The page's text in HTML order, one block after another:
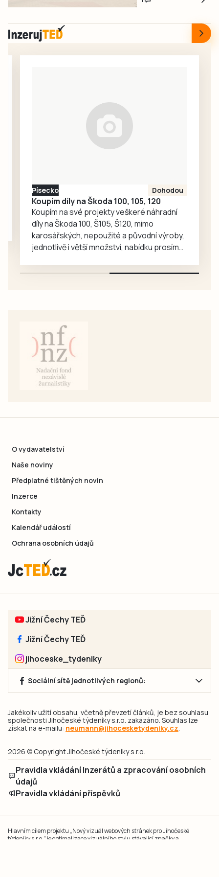
červnovém startu
v Táboře. Začal
srpen a neděje se
Písecko Dohodou
Koupím díly na Škoda 100, 105, 120
Koupím na své projekty veškeré náhradní
díly na Škoda 100, Š105, Š120, mimo
karosářských, nepoužité a původní výroby,
jednotlivě i větší množství, nabídku prosím
O vydavatelství
Naše noviny
Předplatné tištěných novin
Inzerce
Kontakty
Kalendář událostí
Ochrana osobních údajů
Jižní Čechy TEĎ
Jižní Čechy TEĎ
jihoceske_tydeniky
Sociální sítě jednotlivých regionů:
Jakékoliv užití obsahu, včetně převzetí článků, je bez souhlasu
společnosti Jihočeské týdeníky s.r.o. zakázáno. Souhlas lze
získat na e-mailu: neumann@jihocesketydeniky.cz.
2026 © Copyright Jihočeské týdeníky s.r.o.
Pravidla vkládání Inzerátů a zpracování osobních
údajů
Pravidla vkládání příspěvků
Hlavním cílem projektu „Nový vizuál webových stránek pro Jihočeské
týdeníky s.r.o." je optimalizace vizuálního stylu stávající značky a